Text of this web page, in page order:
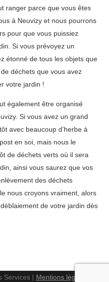
ranger parce que vous êtes
à Neuvizy et nous pourrons
pour que vous puissiez
Si vous prévoyez un
étonné de tous les objets que
déchets que vous avez
votre jardin !
également être organisé
Si vous avez un grand
avec beaucoup d’herbe à
en soi, mais nous le
de déchets verts où il sera
ainsi vous saurez que vos
des déchets
nous croyons vraiment, alors
de votre jardin dès
Services | Mentions légales